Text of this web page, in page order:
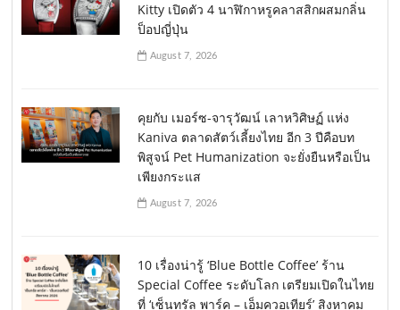
Kitty เปิดตัว 4 นาฬิกาหรูคลาสสิกผสมกลิ่น
ป็อปญี่ปุ่น
August 7, 2026
คุยกับ เมอร์ซ-จารุวัฒน์ เลาหวิศิษฏ์ แห่ง
Kaniva ตลาดสัตว์เลี้ยงไทย อีก 3 ปีคือบท
พิสูจน์ Pet Humanization จะยั่งยืนหรือเป็น
เพียงกระแส
August 7, 2026
10 เรื่องน่ารู้ ‘Blue Bottle Coffee’ ร้าน
Special Coffee ระดับโลก เตรียมเปิดในไทย
ที่ ‘เซ็นทรัล พาร์ค – เอ็มควอเทียร์’ สิงหาคม